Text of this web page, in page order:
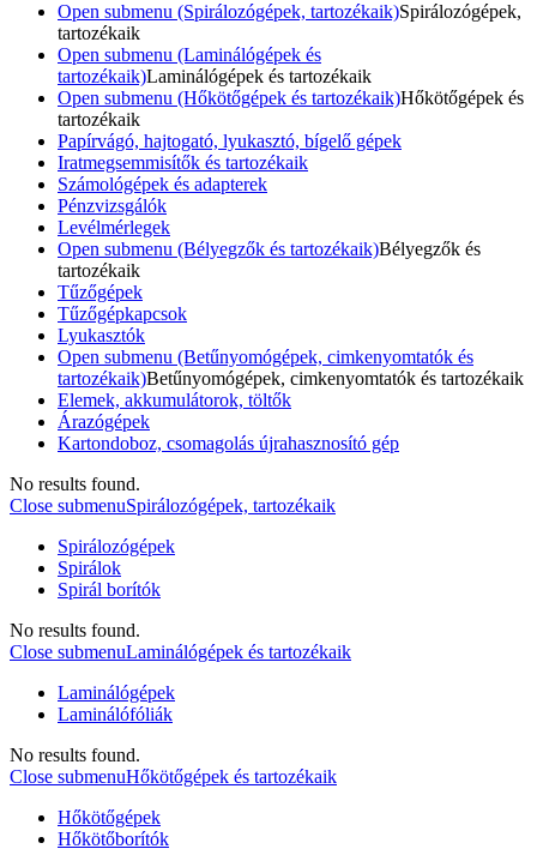
Open submenu (Spirálozógépek, tartozékaik)Spirálozógépek,
tartozékaik
Open submenu (Laminálógépek és
tartozékaik)Laminálógépek és tartozékaik
Open submenu (Hőkötőgépek és tartozékaik)Hőkötőgépek és
tartozékaik
Papírvágó, hajtogató, lyukasztó, bígelő gépek
Iratmegsemmisítők és tartozékaik
Számológépek és adapterek
Pénzvizsgálók
Levélmérlegek
Open submenu (Bélyegzők és tartozékaik)Bélyegzők és
tartozékaik
Tűzőgépek
Tűzőgépkapcsok
Lyukasztók
Open submenu (Betűnyomógépek, cimkenyomtatók és
tartozékaik)Betűnyomógépek, cimkenyomtatók és tartozékaik
Elemek, akkumulátorok, töltők
Árazógépek
Kartondoboz, csomagolás újrahasznosító gép
No results found.
Close submenuSpirálozógépek, tartozékaik
Spirálozógépek
Spirálok
Spirál borítók
No results found.
Close submenuLaminálógépek és tartozékaik
Laminálógépek
Laminálófóliák
No results found.
Close submenuHőkötőgépek és tartozékaik
Hőkötőgépek
Hőkötőborítók